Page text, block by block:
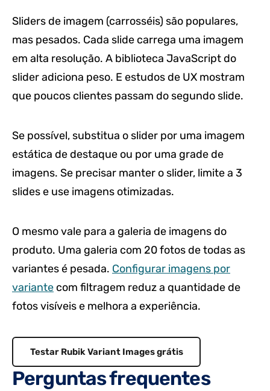
Sliders de imagem (carrosséis) são populares,
mas pesados. Cada slide carrega uma imagem
em alta resolução. A biblioteca JavaScript do
slider adiciona peso. E estudos de UX mostram
que poucos clientes passam do segundo slide.
Se possível, substitua o slider por uma imagem
estática de destaque ou por uma grade de
imagens. Se precisar manter o slider, limite a 3
slides e use imagens otimizadas.
O mesmo vale para a galeria de imagens do
produto. Uma galeria com 20 fotos de todas as
variantes é pesada. Configurar imagens por
variante com filtragem reduz a quantidade de
fotos visíveis e melhora a experiência.
Testar Rubik Variant Images grátis
Perguntas frequentes